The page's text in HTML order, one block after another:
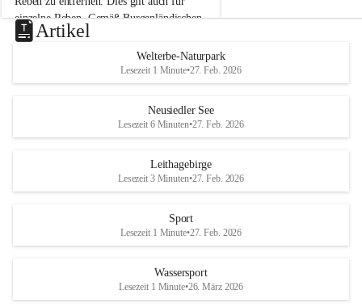
e
u
s
d
S
einzelne Reben. Gemäß Burgenländischen
Weinbaugesetz sind nicht gepflegte oder
unzulässige Weingärten zu roden! Bitte
helfen wir zusammen um unsere Winzer
vor den prognostizierten Ernteausfällen
und den daraus folgenden wirtschaftlichen
Maßnahmen zur Bekämpfung
Rebe und der Amerikanischen
Anhang VBl. EU Nr. 18
1 Seite•1,4 MB
u
e
d
r
S
Artikel
Welterbe-Naturpark
Lesezeit 1 Minute•27. Feb. 2026
Neusiedler See
Lesezeit 6 Minuten•27. Feb. 2026
Leithagebirge
Lesezeit 3 Minuten•27. Feb. 2026
Sport
Lesezeit 1 Minute•27. Feb. 2026
Wassersport
Lesezeit 1 Minute•26. März 2026